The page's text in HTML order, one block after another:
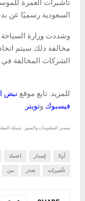
تأشيرات العمرة
السعودية رسميًا عن
وشددت وزارة السياحة
مخالفة ذلك سيتم اتخاذ
الشركات المخالفة في
للمزيد: تابع موقع نبض
فيسبوك وتويتر
مصدر المعلومات والصور : شبكة
أولا إصدار اعتماد
تأشيرات تحذر من